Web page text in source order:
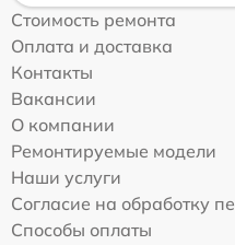
Стоимость ремонта
Оплата и доставка
Контакты
Вакансии
О компании
Ремонтируемые модели
Наши услуги
Согласие на обработку
Способы оплаты